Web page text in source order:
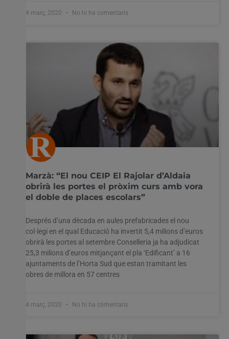
4 març, 2020 No hi ha comentaris
Marzà: “El nou CEIP El Rajolar d’Aldaia
obrirà les portes el pròxim curs amb vora
el doble de places escolars”
Després d’una dècada en aules prefabricades el nou
col·legi en el qual Educació ha invertit 5,4 milions d’euros
obrirà les portes al setembre Conselleria ja ha adjudicat
25,3 milions d’euros mitjançant el pla ‘Edificant’ a 16
ajuntaments de l’Horta Sud que estan tramitant les
obres de millora en 57 centres
4 març, 2020 No hi ha comentaris